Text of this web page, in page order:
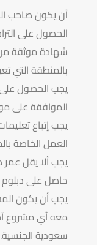
أن يكون صاحب
الحصول على
شهادة موثقة من
بالمنطقة التي
يجب الحصول على
الموافقة على
يجب إتباع
العمل الخاصة
حاصل على
يجب أن يكون
معه أي مشروع
سعودية الجنسية.